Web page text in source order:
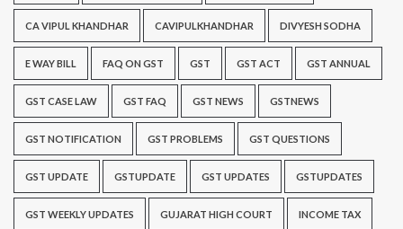
CA VIPUL KHANDHAR CAVIPULKHANDHAR DIVYESH SODHA
E WAY BILL FAQ ON GST GST GST ACT GST ANNUAL
GST CASE LAW GST FAQ GST NEWS GSTNEWS
GST NOTIFICATION GST PROBLEMS GST QUESTIONS
GST UPDATE GSTUPDATE GST UPDATES GSTUPDATES
GST WEEKLY UPDATES GUJARAT HIGH COURT INCOME TAX